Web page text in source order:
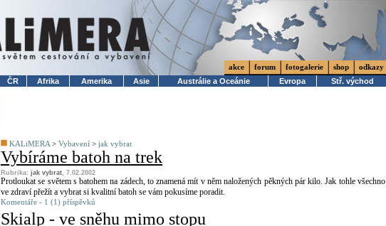
akce forum fotogalerie shop
odkazy
ČR
Afrika Amerika Asie Austrálie a Oceánie Evropa Stř. východ
KALiMERA > Vybavení > jak vybrat
Vybíráme batoh na trek
Rubrika: jak vybrat, 7.02.2002
Protloukat se světem s batohem na zádech, to znamená mít v něm naložených pěkných pár kilo. Jak tohle všechno
ve zdraví přežít a vybrat si kvalitní batoh se vám pokusíme poradit.
Komentáře - 1 (1) příspěvků
Skialp - ve sněhu mimo stopu